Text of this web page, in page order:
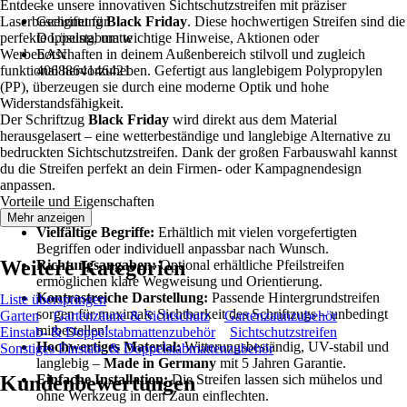
-
Geeignet für
Doppelstabmatte
EAN
4068864146421
Entdecke unsere innovativen Sichtschutzstreifen mit präziser
LaserbeschriftungBlack Friday. Diese hochwertigen Streifen sind die
perfekte Lösung, um wichtige Hinweise, Aktionen oder
Werbebotschaften in deinem Außenbereich stilvoll und zugleich
funktional hervorzuheben. Gefertigt aus langlebigem Polypropylen
(PP), überzeugen sie durch eine moderne Optik und hohe
Widerstandsfähigkeit.
Der Schriftzug Black Friday wird direkt aus dem Material
herausgelasert – eine wetterbeständige und langlebige Alternative zu
bedruckten Sichtschutzstreifen. Dank der großen Farbauswahl kannst
du die Streifen perfekt an dein Firmen- oder Kampagnendesign
anpassen.
Vorteile und Eigenschaften
Vielfältige Begriffe: Erhältlich mit vielen vorgefertigten
Begriffen oder individuell anpassbar nach Wunsch.
Richtungsangaben:Optional erhältliche Pfeilstreifen
ermöglichen klare Wegweisung und Orientierung.
Kontrastreiche Darstellung: Passende Hintergrundstreifen
sorgen für maximale Sichtbarkeit des Schriftzugs – unbedingt
mitbestellen!
Hochwertiges Material:Witterungsbeständig, UV-stabil und
langlebig – Made in Germany mit 5 Jahren Garantie.
Einfache Installation:Die Streifen lassen sich mühelos und
ohne Werkzeug in den Zaun einflechten.
Mehr anzeigen
Weitere Kategorien
Liste überspringen
Garten
Gartenzäune & Sichtschutz
Gartenzaunzubehör
Einstab- & Doppelstabmattenzubehör
Sichtschutzstreifen
Sonstiges Einstab- & Doppelstabmattenzubehör
Kundenbewertungen